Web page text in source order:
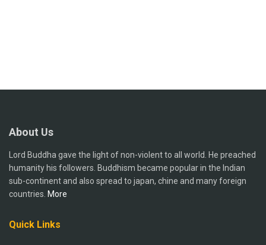
About Us
Lord Buddha gave the light of non-violent to all world. He preached
humanity his followers. Buddhism became popular in the Indian
sub-continent and also spread to japan, chine and many foreign
countries. More
Quick Links